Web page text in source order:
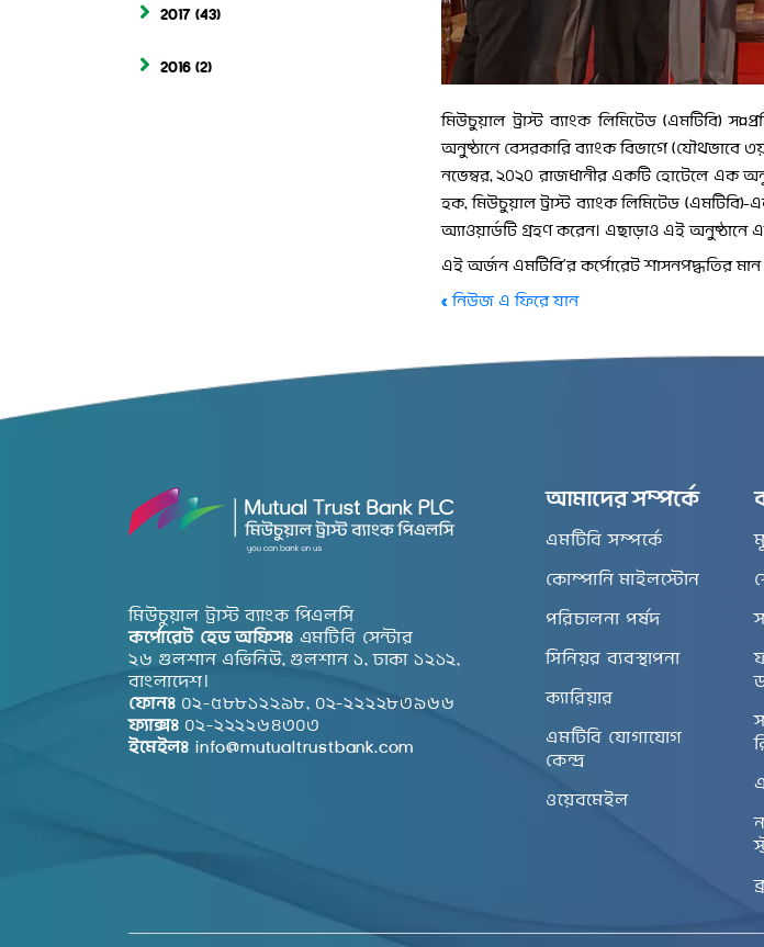
2017 (43)
2016 (2)
মিউচুয়াল ট্রাস্ট ব্যাংক লিমিটেড (এমটিবি)
অনুষ্ঠানে বেসরকারি ব্যাংক বিভাগে (যৌথভাবে
নভেম্বর, ২০২০ রাজধানীর একটি হোটেলে এক
হক, মিউচুয়াল ট্রাস্ট ব্যাংক লিমিটেড (এমটিবি)-
অ্যাওয়ার্ডটি গ্রহণ করেন। এছাড়াও এই অনুষ্ঠানে
এই অর্জন এমটিবি’র কর্পোরেট শাসনপদ্ধতির মান
« নিউজ এ ফিরে যান
মিউচুয়াল ট্রাস্ট ব্যাংক পিএলসি
কর্পোরেট হেড অফিসঃ এমটিবি সেন্টার
২৬ গুলশান এভিনিউ, গুলশান ১, ঢাকা ১২১২,
বাংলাদেশ।
ফোনঃ ০২-৫৮৮১২২৯৮, ০২-২২২২৮৩৯৬৬
ফ্যাক্সঃ ০২-২২২২৬৪৩০৩
ইমেইলঃ info@mutualtrustbank.com
আমাদের সম্পর্কে
এমটিবি সম্পর্কে
কোম্পানি মাইলস্টোন
পরিচালনা পর্ষদ
সিনিয়র ব্যবস্থাপনা
ক্যারিয়ার
এমটিবি যোগাযোগ
কেন্দ্র
ওয়েবমেইল